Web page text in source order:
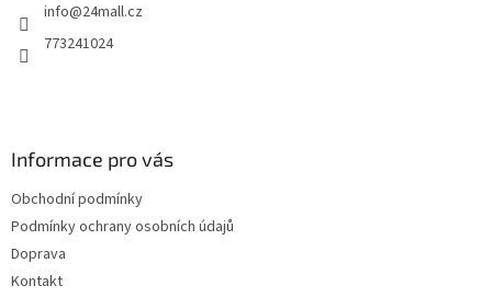
info@24mall.cz
773241024
Informace pro vás
Obchodní podmínky
Podmínky ochrany osobních údajů
Doprava
Kontakt